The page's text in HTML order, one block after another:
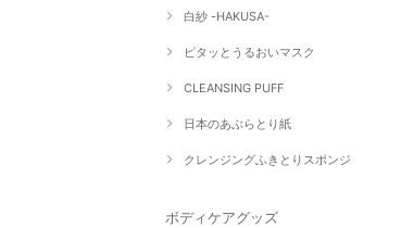
白紗 -HAKUSA-
ピタッとうるおいマスク
CLEANSING PUFF
日本のあぶらとり紙
クレンジングふきとりスポンジ
ボディケアグッズ